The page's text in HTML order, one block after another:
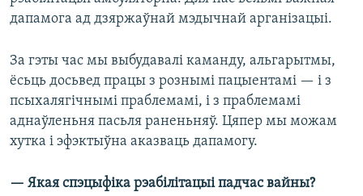
дапамога ад дзяржаўнай мэдычнай арганізацыі.
За гэты час мы выбудавалі каманду, альгарытмы,
ёсьць досьвед працы з рознымі пацыентамі — і з
псыхалягічнымі праблемамі, і з праблемамі
аднаўленьня пасьля раненьняў. Цяпер мы можам
хутка і эфэктыўна аказваць дапамогу.
— Якая спэцыфіка рэабілітацыі падчас вайны?